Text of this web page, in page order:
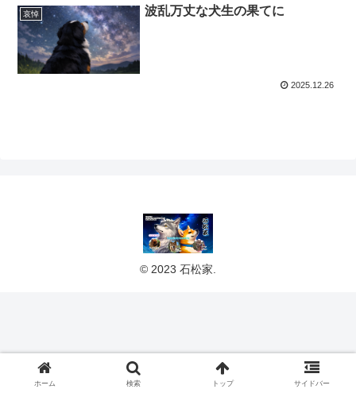
哀悼 波乱万丈な犬生の果てに
2025.12.26
© 2023 石松家.
ホーム 検索 トップ サイドバー